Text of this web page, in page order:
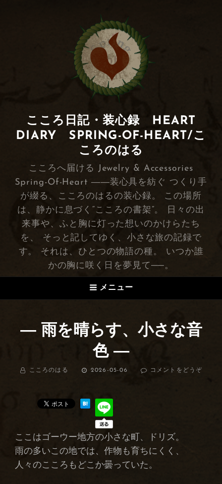
こころ日記・装心録 HEART
DIARY SPRING-OF-HEART/こ
ころのはる
こころへ届ける Jewelry & Accessories
Spring-Of-Heart ――装心具を紡ぐ つくり手
が綴る、こころのはるの装心録。 この場所
は、静かに息づく“こころの書架”。 日々の出
来事や、ふと胸に灯った想いのかけらたち
を、 そっと記してゆく、小さな旅の記録で
す。 それは、ひとつの物語の種。 いつか誰
かの胸に咲く日を夢見て──。
メニュー
― 雨を晴らす、小さな音
色 ―
BY こころのはる
投
2026-05-06 コメントをどうぞ
ここはゴーウー地方の小さな町、ドリズ。
雨の多いこの地では、作物も育ちにくく、
人々のこころもどこか曇っていた。